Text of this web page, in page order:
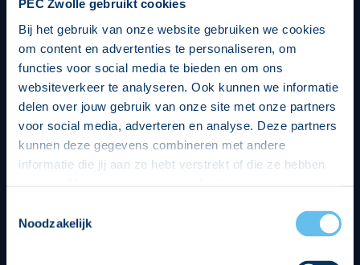
PEC Zwolle gebruikt cookies
Bij het gebruik van onze website gebruiken we cookies
om content en advertenties te personaliseren, om
functies voor social media te bieden en om ons
websiteverkeer te analyseren. Ook kunnen we informatie
delen over jouw gebruik van onze site met onze partners
voor social media, adverteren en analyse. Deze partners
kunnen deze gegevens combineren met andere
informatie die jij aan ze hebt verstrekt of die ze hebben
op een veilige en integere wijze. Je kunt je toestemming
beheren op de privacy- en cookieverklaring pagina.
Noodzakelijk